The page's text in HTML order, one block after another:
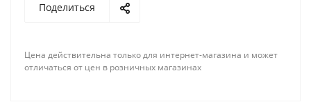
Поделиться
Цена действительна только для интернет-магазина и может
отличаться от цен в розничных магазинах